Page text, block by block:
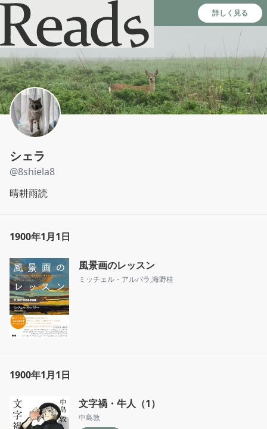
Reads - 読書のSNS＆記録アプリ 詳しく見る
シェラ
@8shiela8
晴耕雨読
1900年1月1日
風景画のレッスン
ミッチェル・アルバラ,海野桂
1900年1月1日
文字禍・牛人（1）
中島敦